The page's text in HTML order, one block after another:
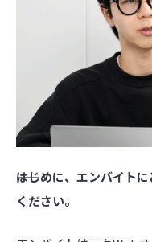
――はじめに、エンバイト
ください。